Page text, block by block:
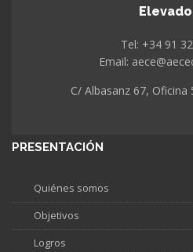
Tel: +34 91
Email:
C/ Albasanz 67, Oficina
PRESENTACIÓN
Quiénes somos
Objetivos
Logros